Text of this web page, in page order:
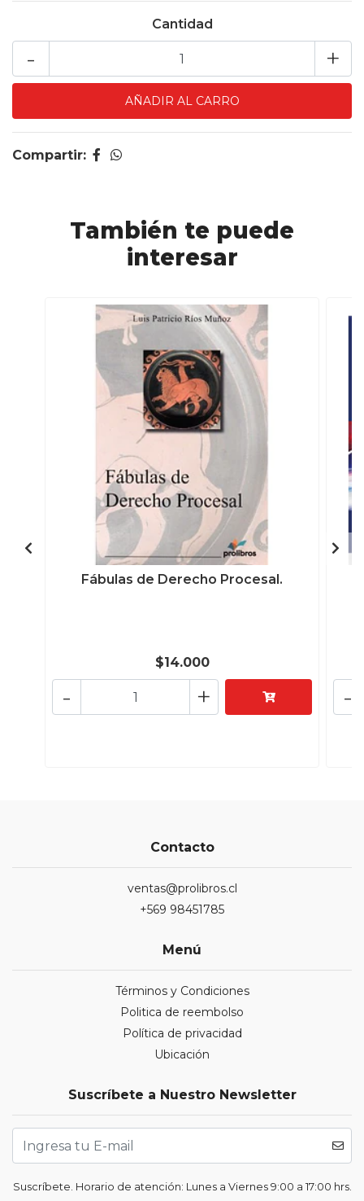
Cantidad
+
-
Compartir:
También te puede
interesar
Fábulas de Derecho Procesal.
$14.000
+
- -
Contacto
ventas@prolibros.cl
+569 98451785
Menú
Términos y Condiciones
Politica de reembolso
Política de privacidad
Ubicación
Suscríbete a Nuestro Newsletter
Suscríbete. Horario de atención: Lunes a Viernes 9:00 a 17:00 hrs.